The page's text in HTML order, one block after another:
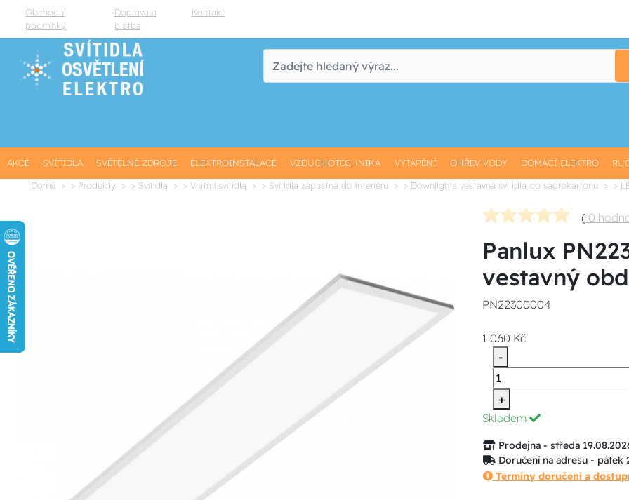
Obchodní
podmínky
Doprava a
platba
Kontakt
AKCE SVÍTIDLA SVĚTELNÉ ZDROJE ELEKTROINSTALACE VZDUCHOTECHNIKA VYTÁPĚNÍ OHŘEV VODY DOMÁCÍ ELEKTRO
Domů > Produkty > Svítidla > Vnitřní svítidla > Svítidla zápustná do interiéru > Downlights vestavná svítidla do sádrokartonu >
( 0
Panlux
vestavný
PN22300004
1 060 Kč
-
+
Skladem
Prodejna - středa
Doručení na adresu - pátek
Termíny doručení a